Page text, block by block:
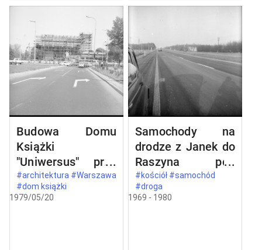
Budowa Domu
Książki
"Uniwersus" przy
ul. Belwederskiej
20/22 w
#architektura #Warszawa
#dom książki
1979/05/20
Samochody na
drodze z Janek do
Raszyna pod
Warszawą
#kościół #samochód
#droga
1969 - 1980